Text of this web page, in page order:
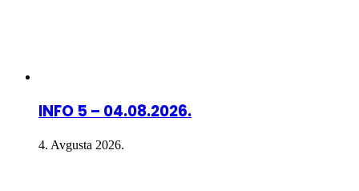
INFO 5 – 04.08.2026.
4. Avgusta 2026.